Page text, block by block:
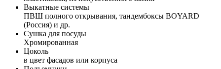
Выкатные системы
ПВШ полного открывания, тандембоксы BOYARD
(Россия) и др.
Сушка для посуды
Хромированная
Цоколь
в цвет фасадов или корпуса